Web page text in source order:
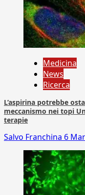
Medicina
News
Ricerca
L’aspirina potrebbe
meccanismo nei topi
terapie
Salvo Franchina 6